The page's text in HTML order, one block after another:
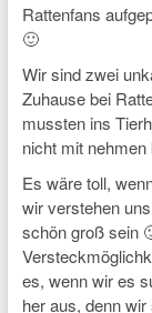
Rattenfans
🙂
Wir sind zwei
Zuhause bei
mussten ins
nicht mit nehmen
Es wäre toll,
wir verstehen
schön groß sein
es, wenn wir es
her aus, denn